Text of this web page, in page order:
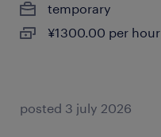
temporary
¥1300.00 per hour
posted 3 july 2026